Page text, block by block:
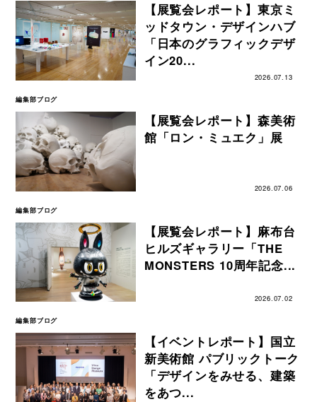
【展覧会レポート】東京ミ
ッドタウン・デザインハブ
「日本のグラフィックデザ
イン20...
2026.07.13
編集部ブログ
【展覧会レポート】森美術
館「ロン・ミュエク」展
2026.07.06
編集部ブログ
【展覧会レポート】麻布台
ヒルズギャラリー「THE
MONSTERS 10周年記念...
2026.07.02
編集部ブログ
【イベントレポート】国立
新美術館 パブリックトーク
「デザインをみせる、建築
をあつ...